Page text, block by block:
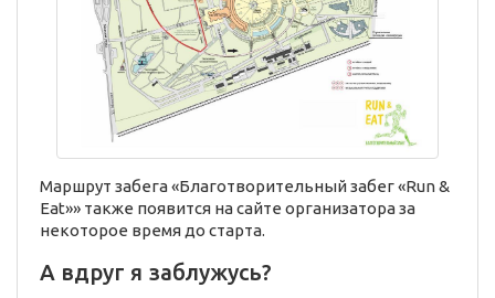
Маршрут забега «Благотворительный забег «Run &
Eat»» также появится на сайте организатора за
некоторое время до старта.
А вдруг я заблужусь?